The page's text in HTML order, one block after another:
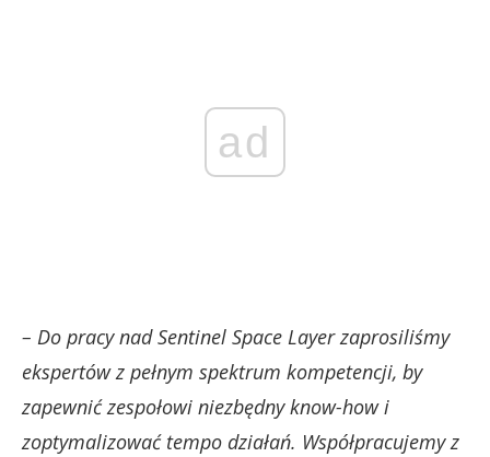
ad
– Do pracy nad Sentinel Space Layer zaprosiliśmy
ekspertów z pełnym spektrum kompetencji, by
zapewnić zespołowi niezbędny know-how i
zoptymalizować tempo działań. Współpracujemy z